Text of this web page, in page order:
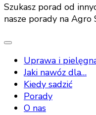
Szukasz porad od
nasze porady na Agro
Uprawa i
Jaki nawóz dla…
Kiedy sadzić
Porady
O nas